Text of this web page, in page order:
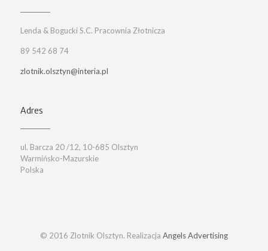
Lenda & Bogucki S.C. Pracownia Złotnicza
89 542 68 74
zlotnik.olsztyn@interia.pl
Adres
ul. Barcza 20 /12, 10-685 Olsztyn
Warmińsko-Mazurskie
Polska
© 2016 Zlotnik Olsztyn. Realizacja Angels Advertising